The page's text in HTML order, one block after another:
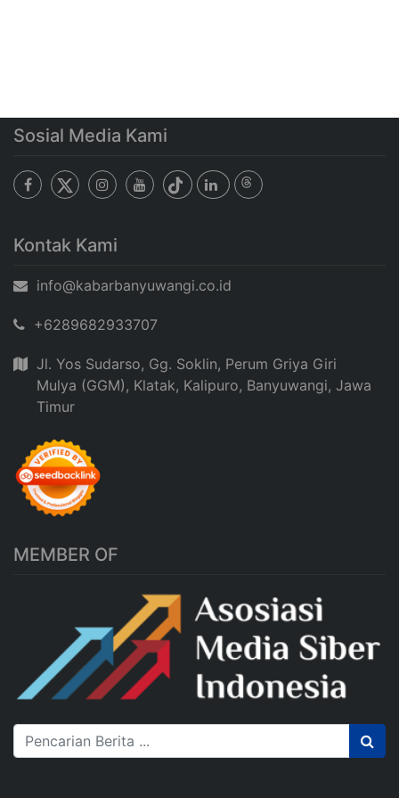
Sosial Media Kami
Kontak Kami
info@kabarbanyuwangi.co.id
+6289682933707
Jl. Yos Sudarso, Gg. Soklin, Perum Griya Giri
Mulya (GGM), Klatak, Kalipuro, Banyuwangi, Jawa
Timur
MEMBER OF